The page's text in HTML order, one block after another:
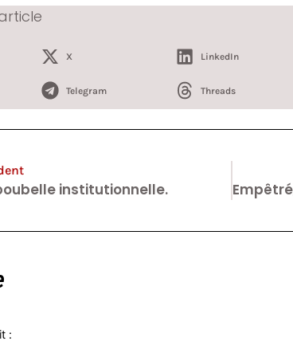
X LinkedIn
Telegram Threads
institutionnelle.
: